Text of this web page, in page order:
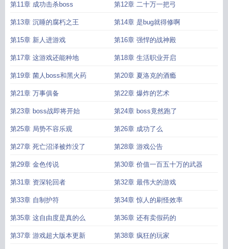
第11章 成功击杀boss 第12章 二十万一把弓
第13章 沉睡的腐朽之王 第14章 是bug就得修啊
第15章 新人进游戏 第16章 强悍的战神殿
第17章 这游戏还能种地 第18章 生活职业开启
第19章 菌人boss和黑火药 第20章 夏洛克的酒瘾
第21章 万事俱备 第22章 爆炸的艺术
第23章 boss战即将开始 第24章 boss竟然跑了
第25章 局势不容乐观 第26章 成功了么
第27章 死亡沼泽被炸没了 第28章 游戏公告
第29章 金色传说 第30章 价值一百五十万的武器
第31章 资深轮回者 第32章 最伟大的游戏
第33章 自制护符 第34章 惊人的刷怪效率
第35章 这自由度是真的么 第36章 还有卖假药的
第37章 游戏超大版本更新 第38章 疯狂的玩家